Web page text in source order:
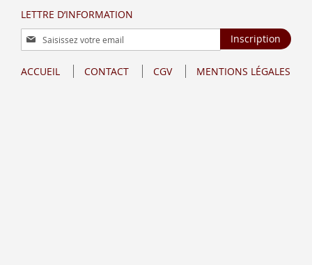
LETTRE D’INFORMATION
Inscription
à
lettre
Inscription
ACCUEIL CONTACT CGV MENTIONS LÉGALES